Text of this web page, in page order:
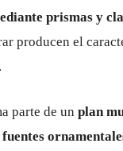
prismas y
producen el
parte de un plan